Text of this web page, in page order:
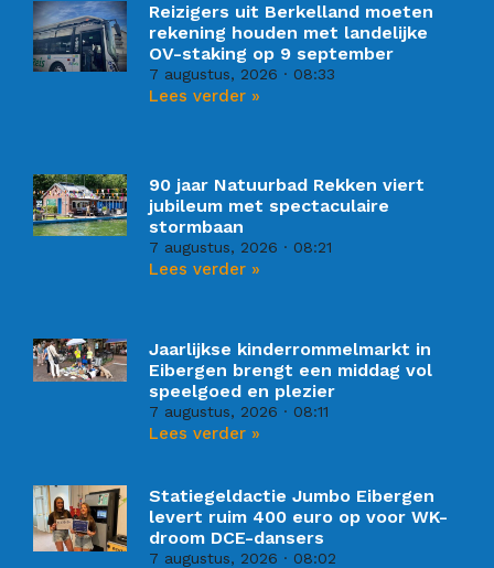
Reizigers uit Berkelland moeten
rekening houden met landelijke
OV-staking op 9 september
7 augustus, 2026 08:33
Lees verder »
90 jaar Natuurbad Rekken viert
jubileum met spectaculaire
stormbaan
7 augustus, 2026 08:21
Lees verder »
Jaarlijkse kinderrommelmarkt in
Eibergen brengt een middag vol
speelgoed en plezier
7 augustus, 2026 08:11
Lees verder »
Statiegeldactie Jumbo Eibergen
levert ruim 400 euro op voor WK-
droom DCE-dansers
7 augustus, 2026 08:02